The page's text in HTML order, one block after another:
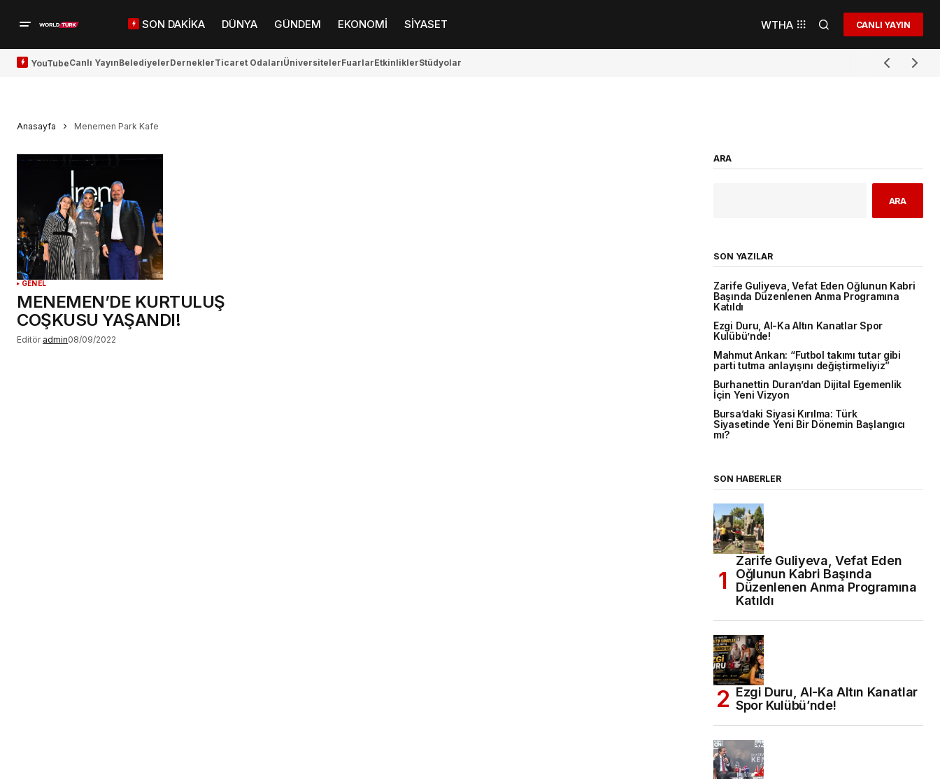
SON DAKİKA DÜNYA GÜNDEM EKONOMİ SİYASET WTHA CANLI YAYIN
YouTubeCanlı YayınBelediyelerDerneklerTicaret OdalarıÜniversitelerFuarlarEtkinliklerStüdyolar
Anasayfa Menemen Park Kafe
GENEL
MENEMEN’DE KURTULUŞ
COŞKUSU YAŞANDI!
Editör admin08/09/2022
ARA
ARA
SON YAZILAR
Zarife Guliyeva, Vefat Eden Oğlunun Kabri
Başında Düzenlenen Anma Programına
Katıldı
Ezgi Duru, Al-Ka Altın Kanatlar Spor
Kulübü’nde!
Mahmut Arıkan: “Futbol takımı tutar gibi
parti tutma anlayışını değiştirmeliyiz”
Burhanettin Duran’dan Dijital Egemenlik
İçin Yeni Vizyon
Bursa’daki Siyasi Kırılma: Türk
Siyasetinde Yeni Bir Dönemin Başlangıcı
mı?
SON HABERLER
Zarife Guliyeva, Vefat Eden
Oğlunun Kabri Başında
Düzenlenen Anma Programına
Katıldı
Ezgi Duru, Al-Ka Altın Kanatlar
Spor Kulübü’nde!